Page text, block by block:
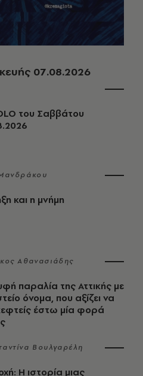
07.08.2026
του Σαββάτου
και η μνήμη
Αθανασιάδης
παραλία της Αττικής με
όνομα, που αξίζει να
έστω μία φορά
Βουλγαρέλη
Η ιστορία μιας